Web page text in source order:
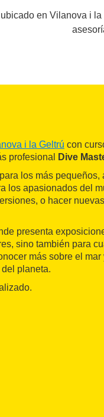
en Vilanova i
i la Geltrú con
profesional Dive
los más pequeños,
los apasionados del
o hacer
presenta
sino también para
más sobre el
planeta.